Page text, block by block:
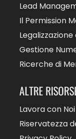
Lead
Il Permission
Gestione
Ricerche di
ALTRE
Lavora con Noi
Riservatezza